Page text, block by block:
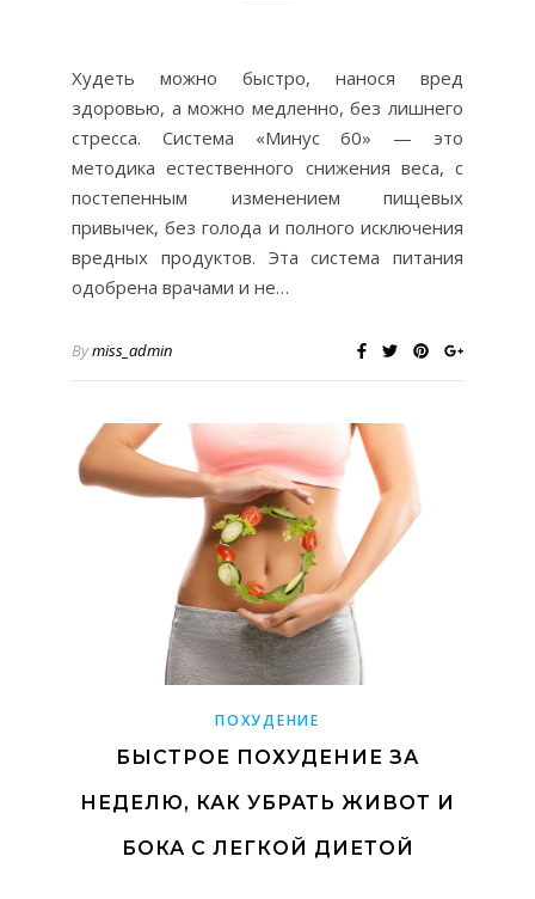
Худеть можно быстро, нанося вред
здоровью, а можно медленно, без лишнего
стресса. Система «Минус 60» — это
методика естественного снижения веса, с
постепенным изменением пищевых
привычек, без голода и полного исключения
вредных продуктов. Эта система питания
одобрена врачами и не…
Bymiss_admin
ПОХУДЕНИЕ
БЫСТРОЕ ПОХУДЕНИЕ ЗА
НЕДЕЛЮ, КАК УБРАТЬ ЖИВОТ И
БОКА С ЛЕГКОЙ ДИЕТОЙ